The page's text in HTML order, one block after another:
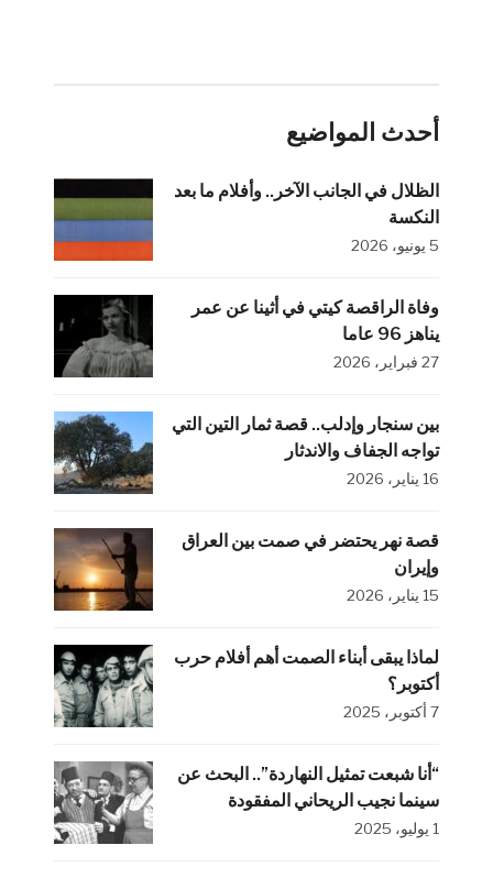
أحدث المواضيع
الظلال في الجانب الآخر.. وأفلام ما بعد
النكسة
5 يونيو، 2026
وفاة الراقصة كيتي في أثينا عن عمر
يناهز 96 عاما
27 فبراير، 2026
بين سنجار وإدلب.. قصة ثمار التين التي
تواجه الجفاف والاندثار
16 يناير، 2026
قصة نهر يحتضر في صمت بين العراق
وإيران
15 يناير، 2026
لماذا يبقى أبناء الصمت أهم أفلام حرب
أكتوبر؟
7 أكتوبر، 2025
“أنا شبعت تمثيل النهاردة”.. البحث عن
سينما نجيب الريحاني المفقودة
1 يوليو، 2025